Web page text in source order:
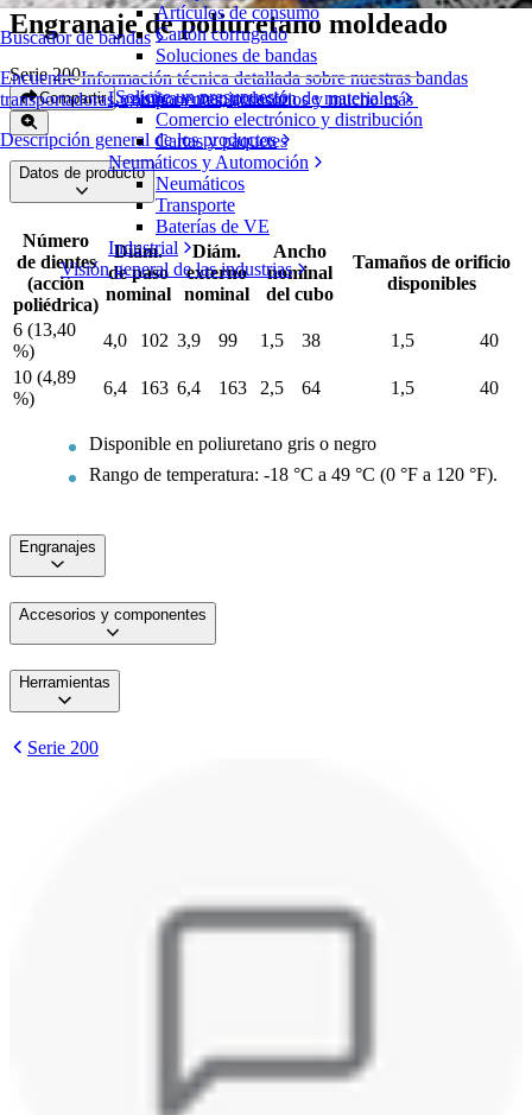
Buscador de bandas
Encuentre Información técnica detallada sobre nuestras bandas
transportadoras, componentes, accesorios y mucho más
Descripción general de los productos
Artículos de consumo
Cartón corrugado
Soluciones de bandas
Logística y manipulación de materiales
Comercio electrónico y distribución
Cartas y paquetes
Neumáticos y Automoción
Neumáticos
Transporte
Baterías de VE
Industrial
Visión general de las industrias
Engranaje de poliuretano moldeado
Serie 200
Compartir Solicite un presupuesto
Datos de producto
Número
de dientes
(acción
poliédrica)
Diám.
de paso
nominal
Diám.
externo
nominal
Ancho
nominal
del cubo
Tamaños de orificio
disponibles
6 (13,40
%)
4,0 102 3,9 99 1,5 38 1,5
40
10 (4,89
%)
6,4 163 6,4 163 2,5 64 1,5 40
Disponible en poliuretano gris o negro
Rango de temperatura: -18 °C a 49 °C (0 °F a 120 °F).
Engranajes
Accesorios y componentes
Herramientas
Serie 200